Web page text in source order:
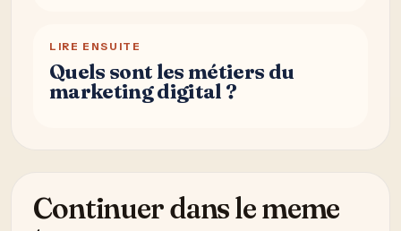
LIRE ENSUITE
Quels sont les métiers du
marketing digital ?
Continuer dans le meme